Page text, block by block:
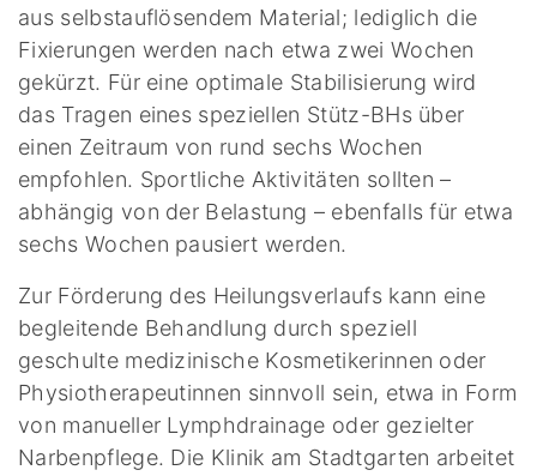
aus selbstauflösendem Material; lediglich die
Fixierungen werden nach etwa zwei Wochen
gekürzt. Für eine optimale Stabilisierung wird
das Tragen eines speziellen Stütz-BHs über
einen Zeitraum von rund sechs Wochen
empfohlen. Sportliche Aktivitäten sollten –
abhängig von der Belastung – ebenfalls für etwa
sechs Wochen pausiert werden.
Zur Förderung des Heilungsverlaufs kann eine
begleitende Behandlung durch speziell
geschulte medizinische Kosmetikerinnen oder
Physiotherapeutinnen sinnvoll sein, etwa in Form
von manueller Lymphdrainage oder gezielter
Narbenpflege. Die Klinik am Stadtgarten arbeitet